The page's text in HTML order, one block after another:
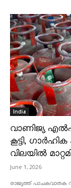
India
വാണിജ്യ
കൂട്ടി,
വിലയിൽ
June 1, 2026
രാജ്യത്ത് പാചകവാതക